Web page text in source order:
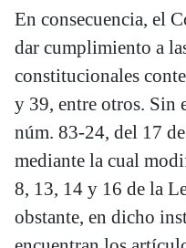
En consecuencia, el
dar cumplimiento a
constitucionales
y 39, entre otros. Sin
núm. 83-24, del 17
mediante la cual
8, 13, 14 y 16 de la
obstante, en dicho